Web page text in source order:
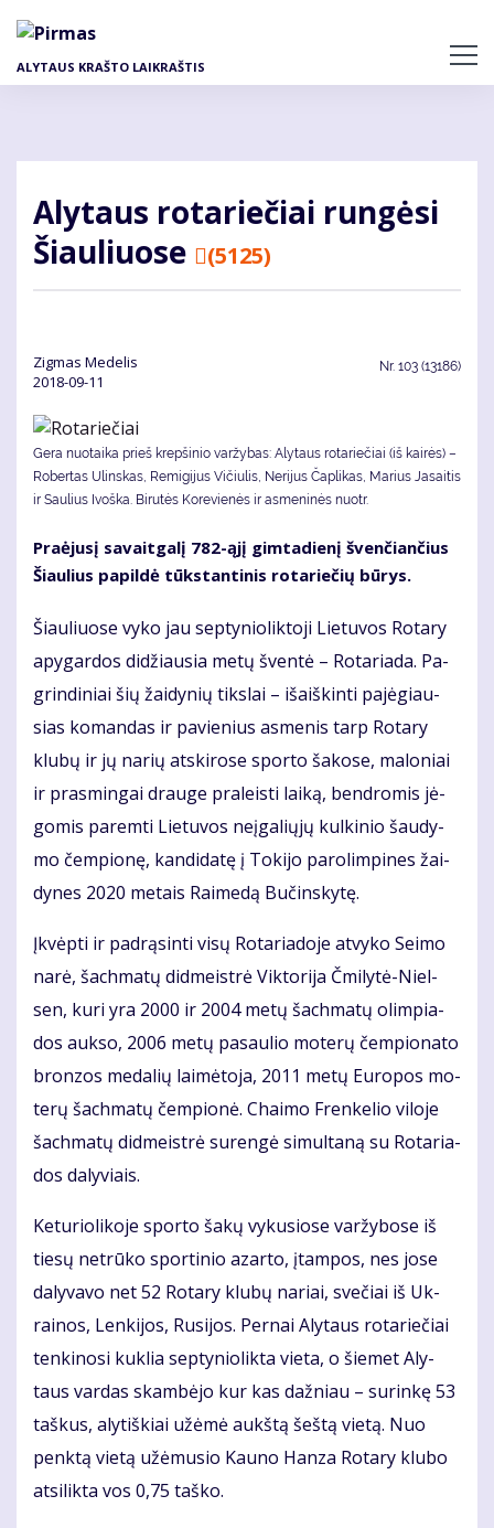
pagrindinį
ALYTAUS KRAŠTO LAIKRAŠTIS
Aly­taus ro­ta­rie­čiai run­gė­si
Šiau­liuo­se
(5125)
Zig­mas Me­de­lis
2018-09-11
Nr. 103 (13186)
Gera nuotaika prieš krepšinio varžybas: Alytaus rotariečiai (iš kairės) –
Robertas Ulinskas, Remigijus Vičiulis, Nerijus Čaplikas, Marius Jasaitis
ir Saulius Ivoška. Bi­ru­tės Ko­re­vie­nės ir as­me­ni­nės nuotr.
Pra­ėju­sį sa­vait­ga­lį 782-ąjį gim­ta­die­nį šven­čian­čius
Šiau­lius pa­pil­dė tūks­tan­ti­nis ro­ta­rie­čių bū­rys.
Šiau­liuo­se vy­ko jau sep­ty­nio­lik­to­ji Lie­tu­vos Ro­ta­ry
apy­gar­dos di­džiau­sia me­tų šven­tė – Ro­ta­ria­da. Pa­
grin­di­niai šių žai­dy­nių tiks­lai – iš­aiš­kin­ti pa­jė­giau­
sias ko­man­das ir pa­vie­nius as­me­nis tarp Ro­ta­ry
klu­bų ir jų na­rių at­ski­ro­se spor­to ša­ko­se, ma­lo­niai
ir pra­smin­gai drau­ge pra­leis­ti lai­ką, ben­dro­mis jė­
go­mis pa­rem­ti Lie­tu­vos ne­įga­lių­jų kul­ki­nio šau­dy­
mo čem­pio­nę, kan­di­da­tę į To­ki­jo pa­ro­lim­pi­nes žai­
dy­nes 2020 me­tais Rai­me­dą Bu­čins­ky­tę.
Įkvėp­ti ir pa­drą­sin­ti vi­sų Ro­ta­ria­do­je at­vy­ko Sei­mo
na­rė, šach­ma­tų did­meist­rė Vik­to­ri­ja Čmi­ly­tė-Niel­
sen, ku­ri yra 2000 ir 2004 me­tų šach­ma­tų olim­pia­
dos auk­so, 2006 me­tų pa­sau­lio mo­te­rų čem­pio­na­to
bron­zos me­da­lių lai­mė­to­ja, 2011 me­tų Eu­ro­pos mo­
te­rų šach­ma­tų čem­pio­nė. Chai­mo Fren­ke­lio vi­lo­je
šach­ma­tų did­meist­rė su­ren­gė si­mul­ta­ną su Ro­ta­ria­
dos da­ly­viais.
Ke­tu­rio­li­ko­je spor­to ša­kų vy­ku­sio­se var­žy­bo­se iš
tie­sų ne­trū­ko spor­ti­nio azar­to, įtam­pos, nes jo­se
da­ly­va­vo net 52 Ro­ta­ry klu­bų na­riai, sve­čiai iš Uk­
rai­nos, Len­ki­jos, Ru­si­jos. Per­nai Aly­taus ro­ta­rie­čiai
ten­ki­no­si kuk­lia sep­ty­nio­lik­ta vie­ta, o šie­met Aly­
taus var­das skam­bė­jo kur kas daž­niau – su­rin­kę 53
taš­kus, aly­tiš­kiai už­ėmė aukš­tą šeš­tą vie­tą. Nuo
penk­tą vie­tą už­ėmu­sio Kau­no Han­za Ro­ta­ry klu­bo
at­si­lik­ta vos 0,75 taš­ko.